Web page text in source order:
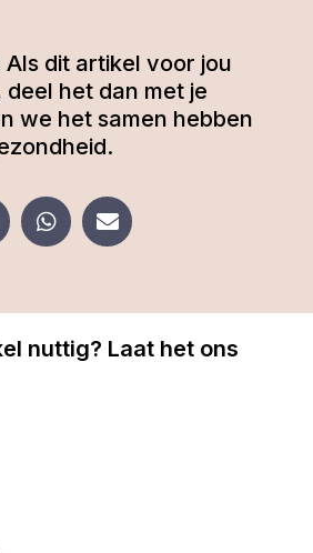
Als dit artikel voor jou
het dan met je
we het samen hebben
nuttig? Laat het ons